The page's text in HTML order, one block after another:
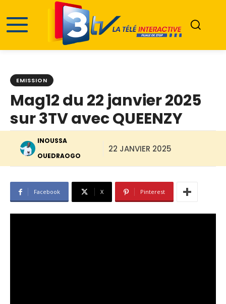
EMISSION
Mag12 du 22 janvier 2025
sur 3TV avec QUEENZY
INOUSSA
OUEDRAOGO
22 JANVIER 2025
Facebook X Pinterest